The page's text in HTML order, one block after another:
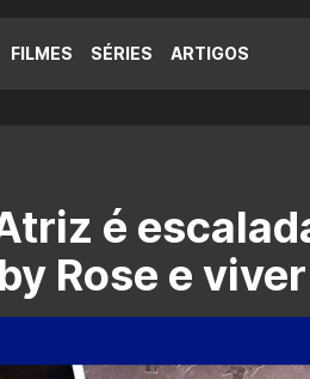
FILMES SÉRIES ARTIGOS
é
Rose e